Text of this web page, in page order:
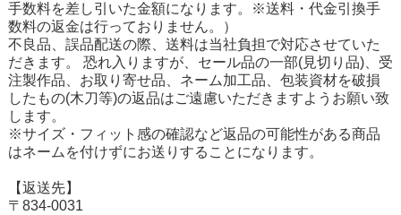
手数料を差し引いた金額になります。※送料・代金引換手
数料の返金は行っておりません。）
不良品、誤品配送の際、送料は当社負担で対応させていた
だきます。 恐れ入りますが、セール品の一部(見切り品)、受
注製作品、お取り寄せ品、ネーム加工品、包装資材を破損
したもの(木刀等)の返品はご遠慮いただきますようお願い致
します。
※サイズ・フィット感の確認など返品の可能性がある商品
はネームを付けずにお送りすることになります。
【返送先】
〒834-0031